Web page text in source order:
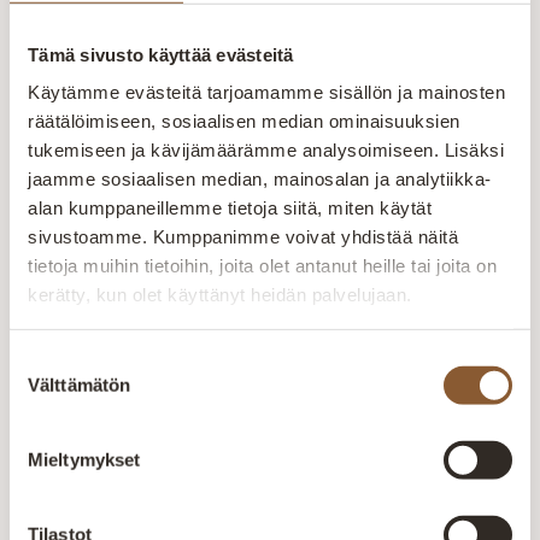
Tämä sivusto käyttää evästeitä
Käytämme evästeitä tarjoamamme sisällön ja mainosten
räätälöimiseen, sosiaalisen median ominaisuuksien
tukemiseen ja kävijämäärämme analysoimiseen. Lisäksi
jaamme sosiaalisen median, mainosalan ja analytiikka-
alan kumppaneillemme tietoja siitä, miten käytät
sivustoamme. Kumppanimme voivat yhdistää näitä
tietoja muihin tietoihin, joita olet antanut heille tai joita on
kerätty, kun olet käyttänyt heidän palvelujaan.
valinta
Välttämätön
Mieltymykset
Tilastot
kertopuusta Selkätyynyjen täytteenä
allergiaystävällistä…
Nova 2-istuttava sohva Chilla
Nova 2-istuttava sohva Chilla Suomessa valmistettu
Nova 2-istuttava modulisohva on monipuolinen ja
helposti muunneltava, täydellinen erilaisiin tiloihin.
Runkorakenne on valmistettu…
2 705,00€–2 825,00€
Jazz 2-istuttava sohva Storm
Jazz 2-istuttava sohva Storm Jazz-sohva yhdistää
selkätyynyillä. Mukana putkityyny ja kantikas tyyny.
Bio 2-istuttava sohva Chilla
tyylikäs kaluste kiinteillä istuin- ja selkätyynyillä.